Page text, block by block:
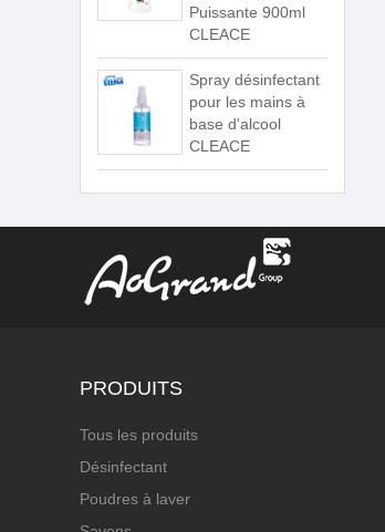
Puissante 900ml
CLEACE
Spray désinfectant
pour les mains à
base d'alcool
CLEACE
PRODUITS
Tous les produits
Désinfectant
Poudres à laver